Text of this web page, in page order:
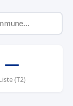
—
(T2)